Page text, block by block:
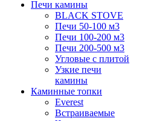
Печи камины
BLACK STOVE
Печи 50-100 м3
Печи 100-200 м3
Печи 200-500 м3
Угловые с плитой
Узкие печи
камины
Каминные топки
Everest
Встраиваемые